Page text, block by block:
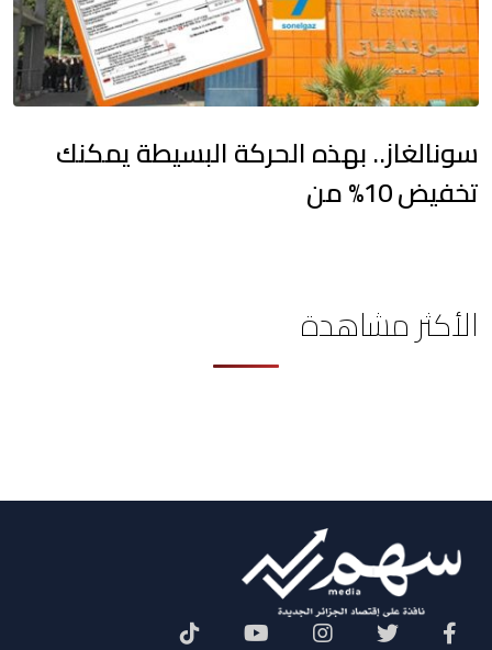
سونالغاز.. بهذه الحركة البسيطة يمكنك
تخفيض 10% من
الأكثر مشاهدة